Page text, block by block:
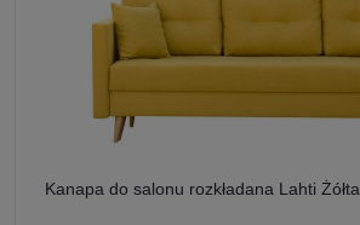
Kanapa do salonu rozkładana Lahti Żółta